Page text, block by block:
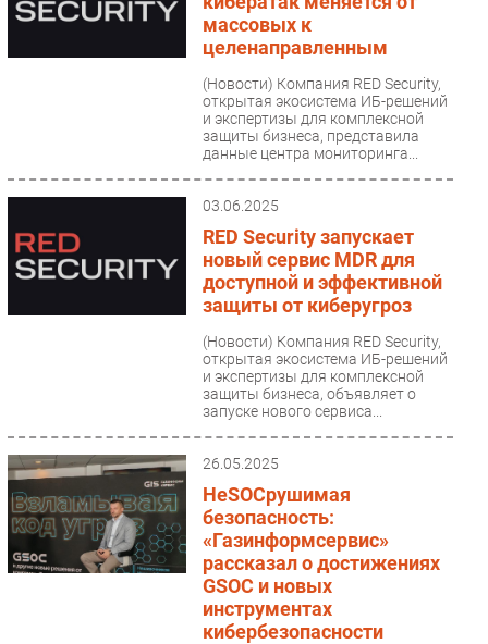
массовых к
целенаправленным
(Новости) Компания RED Security,
открытая экосистема ИБ-решений
и экспертизы для комплексной
защиты бизнеса, представила
данные центра мониторинга...
03.06.2025
RED Security запускает
новый сервис MDR для
доступной и эффективной
защиты от киберугроз
(Новости) Компания RED Security,
открытая экосистема ИБ-решений
и экспертизы для комплексной
защиты бизнеса, объявляет о
запуске нового сервиса...
26.05.2025
НеSOCрушимая
безопасность:
«Газинформсервис»
рассказал о достижениях
GSOC и новых
инструментах
кибербезопасности